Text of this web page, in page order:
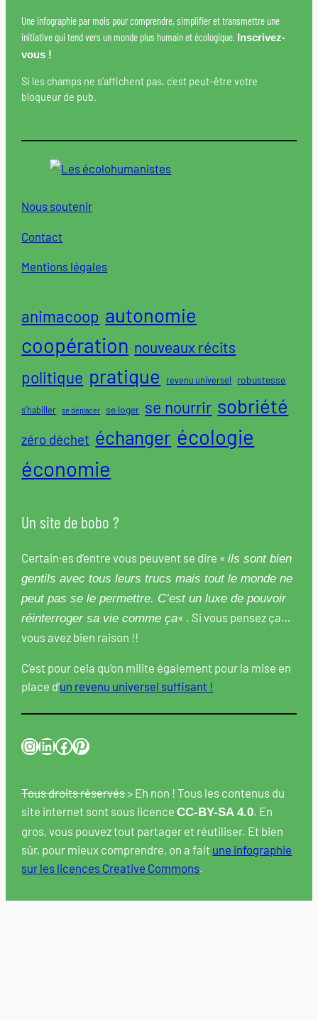
Une infographie par mois pour comprendre, simplifier et transmettre une
initiative qui tend vers un monde plus humain et écologique. Inscrivez-
vous !
Si les champs ne s’affichent pas, c’est peut-être votre
bloqueur de pub.
Nous soutenir
Contact
Mentions légales
animacoop autonomie
coopération nouveaux récits
politique pratique revenu universel robustesse
s'habiller se déplacer se loger se nourrir sobriété
zéro déchet échanger écologie
économie
Un site de bobo ?
Certain·es d’entre vous peuvent se dire «ils sont bien
gentils avec tous leurs trucs mais tout le monde ne
peut pas se le permettre. C’est un luxe de pouvoir
réinterroger sa vie comme ça« . Si vous pensez ça…
vous avez bien raison !!
C’est pour cela qu’on milite également pour la mise en
place d’un revenu universel suffisant !
InstagramLinkedIn Facebook Pinterest
Tous droits réservés> Eh non ! Tous les contenus du
site internet sont sous licenceCC-BY-SA 4.0. En
gros, vous pouvez tout partager et réutiliser. Et bien
sûr, pour mieux comprendre, on a fait une infographie
sur les licences Creative Commons.